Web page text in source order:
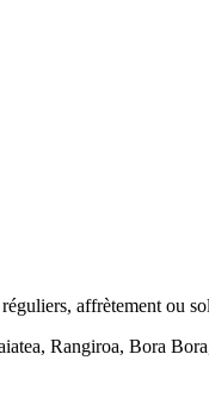
affrètement ou
Rangiroa, Bora